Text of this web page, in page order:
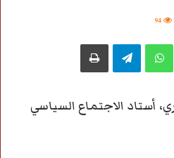
94
واتساب تيلقرام طباعة
أستاد الاجتماع السياسي